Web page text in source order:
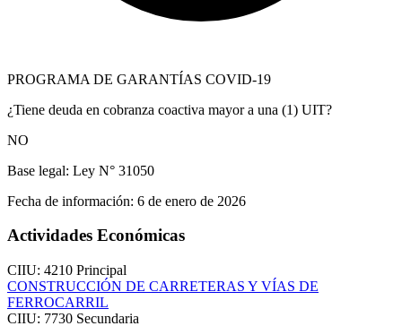
PROGRAMA DE GARANTÍAS COVID-19
¿Tiene deuda en cobranza coactiva mayor a una (1) UIT?
NO
Base legal: Ley N° 31050
Fecha de información: 6 de enero de 2026
Actividades Económicas
CIIU: 4210 Principal
CONSTRUCCIÓN DE CARRETERAS Y VÍAS DE
FERROCARRIL
CIIU: 7730 Secundaria